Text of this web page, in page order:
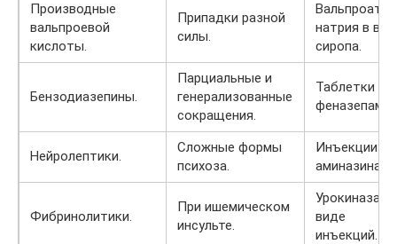
Производные
вальпроевой
кислоты.
Припадки разной
силы.
Вальпроат
натрия в
сиропа.
Бензодиазепины.
Парциальные и
генерализованные
сокращения.
Таблетки
феназепама.
Нейролептики.
Сложные формы
психоза.
Инъекции
аминазина.
Фибринолитики.
При ишемическом
инсульте.
Урокиназа в
виде
инъекций.